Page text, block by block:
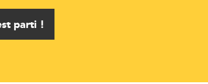
parti !